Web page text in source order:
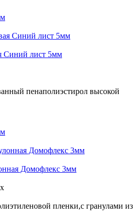
Синий лист 5мм
пенаполиэстирол высокой
Домофлекс 3мм
пленки,с гранулами из